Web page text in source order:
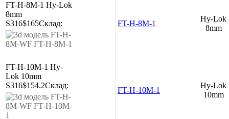
FT-H-8M-1 Hy-Lok
8mm
S316$165Склад: FT-H-8M-1
Hy-Lok
8mm
FT-H-10M-1 Hy-
Lok 10mm
S316$154.2Склад:
FT-H-10M-1
Hy-Lok
10mm